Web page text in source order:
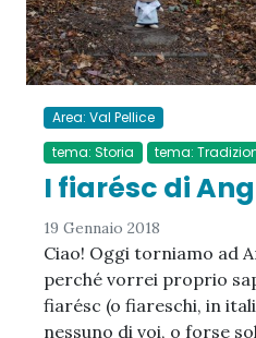
Area: Val Pellice
tema: Storia
tema:
I fiarésc di
19 Gennaio 2018
Ciao! Oggi torniamo ad
perché vorrei proprio
fiarésc (o fiareschi, in
nessuno di voi, o forse